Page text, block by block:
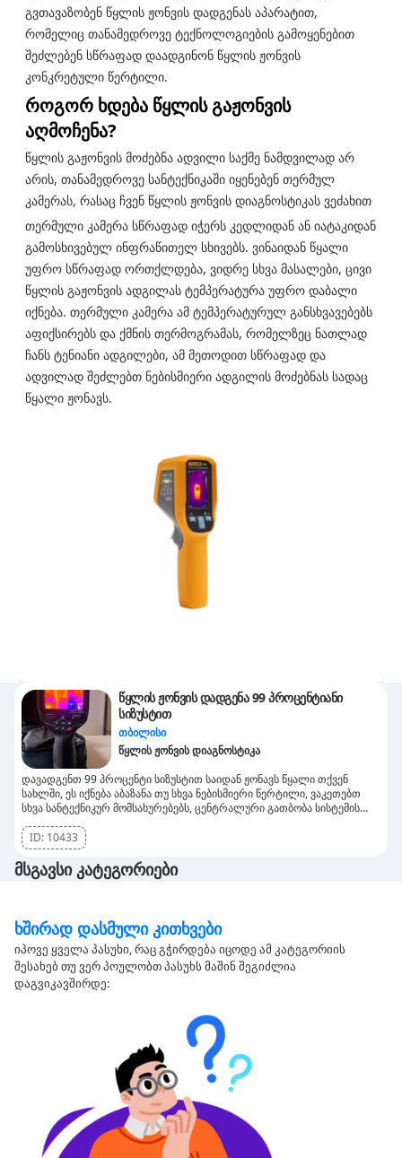
გვთავაზობენ წყლის ჟონვის დადგენას აპარატით,
რომელიც თანამედროვე ტექნოლოგიების გამოყენებით
შეძლებენ სწრაფად დაადგინონ წყლის ჟონვის
კონკრეტული წერტილი.
როგორ ხდება წყლის გაჟონვის
აღმოჩენა?
წყლის გაჟონვის მოძებნა ადვილი საქმე ნამდვილად არ
არის, თანამედროვე სანტექნიკაში იყენებენ თერმულ
კამერას, რასაც ჩვენ წყლის ჟონვის დიაგნოსტიკას ვეძახით
თერმული კამერა სწრაფად იჭერს კედლიდან ან იატაკიდან
გამოსხივებულ ინფრაწითელ სხივებს. ვინაიდან წყალი
უფრო სწრაფად ორთქლდება, ვიდრე სხვა მასალები, ცივი
წყლის გაჟონვის ადგილას ტემპერატურა უფრო დაბალი
იქნება. თერმული კამერა ამ ტემპერატურულ განსხვავებებს
აფიქსირებს და ქმნის თერმოგრამას, რომელზეც ნათლად
ჩანს ტენიანი ადგილები, ამ მეთოდით სწრაფად და
ადვილად შეძლებთ ნებისმიერი ადგილის მოძებნას სადაც
წყალი ჟონავს.
წყლის ჟონვის დადგენა 99 პროცენტიანი
სიზუსტით
თბილისი
წყლის ჟონვის დიაგნოსტიკა
დავადგენთ 99 პროცენტი სიზუსტით საიდან ჟონავს წყალი თქვენ
სახლში, ეს იქნება აბაზანა თუ სხვა ნებისმიერი წერტილი, ვაკეთებთ
სხვა სანტექნიკურ მომსახურებებს, ცენტრალური გათბობა სისტემის
ID: 10433
მსგავსი კატეგორიები
Ხშირად Დასმული Კითხვები
იპოვე ყველა პასუხი, რაც გჭირდება იცოდე ამ კატეგორიის
შესახებ თუ ვერ პოულობთ პასუხს მაშინ შეგიძლია
დაგვიკავშირდე: